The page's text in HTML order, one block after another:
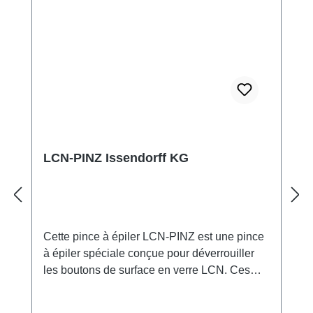
LCN-PINZ Issendorff KG
Cette pince à épiler LCN-PINZ est une pince
à épiler spéciale conçue pour déverrouiller
les boutons de surface en verre LCN. Ces